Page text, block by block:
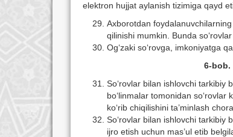
elektron hujjat aylanish tizimiga qayd
Axborotdan
qilinishi mumkin. Bunda
Og‘zaki sо‘rovga, imkoniyatga
6-bob.
Sо‘rovlar bilan ishlovchi tarkibiy
bо‘linmalar tomonidan sо‘rovlar
kо‘rib chiqilishini ta’minlash
Sо‘rovlar bilan ishlovchi tarkibiy
ijro etish uchun mas’ul etib